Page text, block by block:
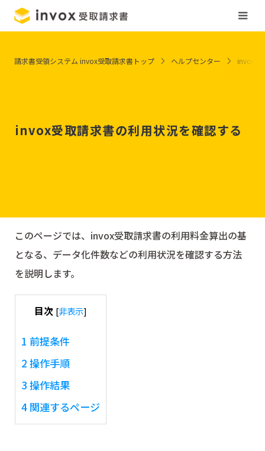
invox受取請求書の利用状況を確認する
請求書受領システム invox受取請求書トップ ヘルプセンター invox受
このページでは、invox受取請求書の利用料金算出の基
となる、データ化件数などの利用状況を確認する方法
を説明します。
目次 [非表示]
1 前提条件
2 操作手順
3 操作結果
4関連するページ